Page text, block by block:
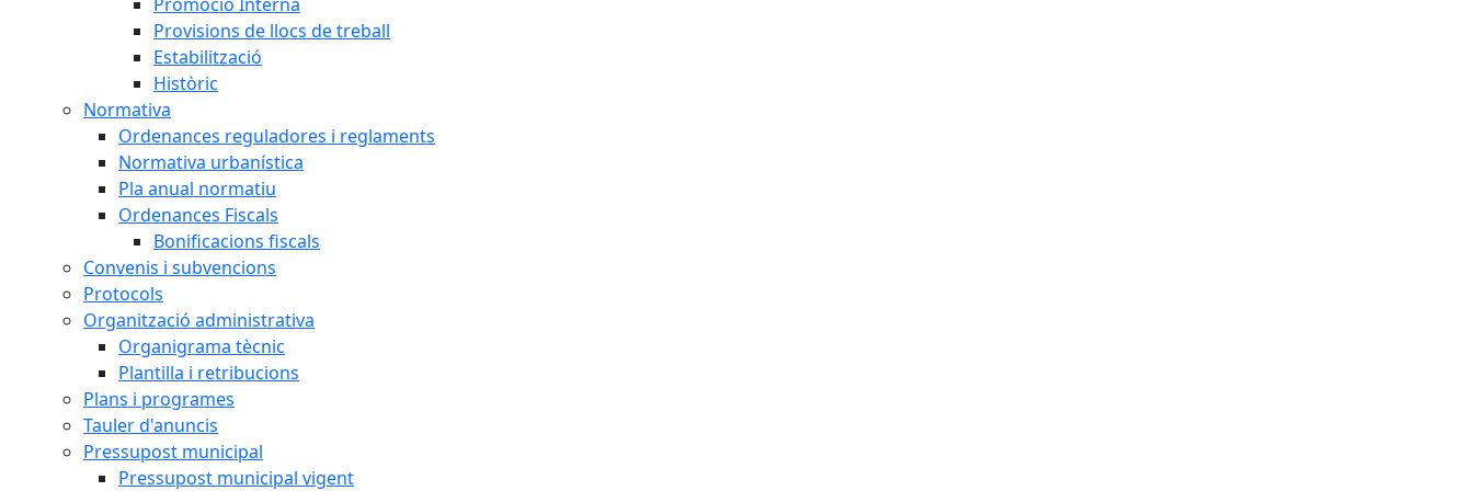
Provisions de llocs de treball
Estabilització
Històric
Normativa
Ordenances reguladores i reglaments
Normativa urbanística
Pla anual normatiu
Ordenances Fiscals
Bonificacions fiscals
Convenis i subvencions
Protocols
Organització administrativa
Organigrama tècnic
Plantilla i retribucions
Plans i programes
Tauler d'anuncis
Pressupost municipal
Pressupost municipal vigent